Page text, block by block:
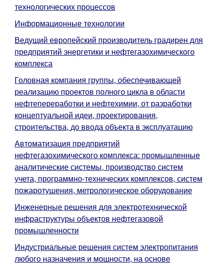
технологических процессов
Информационные технологии
Ведущий европейский производитель градирен для
предприятий энергетики и нефтегазохимического
комплекса
Головная компания группы, обеспечивающей
реализацию проектов полного цикла в области
нефтепереработки и нефтехимии, от разработки
концептуальной идеи, проектирования,
строительства, до ввода объекта в эксплуатацию
Автоматизация предприятий
нефтегазохимического комплекса: промышленные
аналитические системы, производство систем
учета, программно-технических комплексов, систем
пожаротушения, метрологическое оборудование
Инженерные решения для электротехнической
инфраструктуры объектов нефтегазовой
промышленности
Индустриальные решения систем электропитания
любого назначения и мощности, на основе